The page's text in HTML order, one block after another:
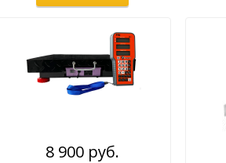
8 900 руб.